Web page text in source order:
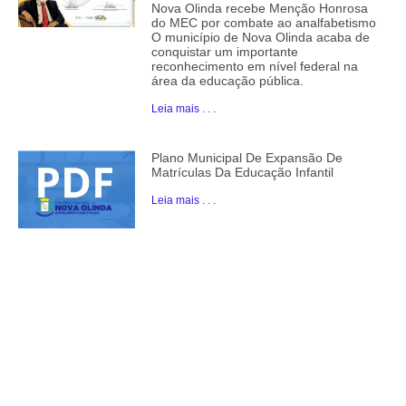
Nova Olinda recebe Menção Honrosa
do MEC por combate ao analfabetismo
O município de Nova Olinda acaba de
conquistar um importante
reconhecimento em nível federal na
área da educação pública.
Leia mais . . .
Plano Municipal De Expansão De
Matrículas Da Educação Infantil
Leia mais . . .